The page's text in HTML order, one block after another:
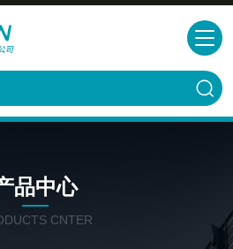
品中心
CNTER